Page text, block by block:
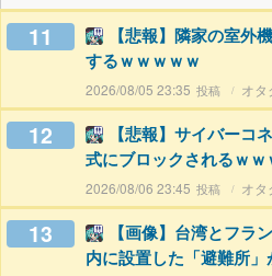
11
【悲報】隣家の室外
するｗｗｗｗｗ
2026/08/05 23:35 オタ
12
【悲報】サイバーコ
式にブロックされるｗｗ
2026/08/06 23:45 オタ
13
【画像】台湾とフラ
内に設置した「避難所